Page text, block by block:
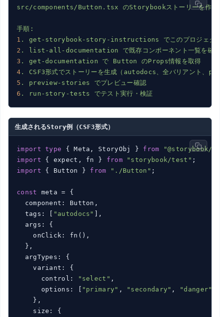
src/components/Button.tsx のStorybookストーリーを作成
手順:
1 . get-storybook-story-instructions
でこのプロジェ
2 . list-all-documentation
で既存コンポーネント一覧を確
3 . get-documentation で Button
のProps情報を取得
4 .
CSF3形式でストーリーを生成（autodocs、全バリアント、
5 . preview-stories
でプレビュー確認
6 . run-story-tests でテスト実行・検証
生成されるStory例（CSF3形式）
import type { Meta, StoryObj } from
"@storybook/
import { expect, fn } from "storybook/test"
import { Button } from "./Button" ;
const meta = {
  component: Button,
  tags: [
"autodocs"
],
  args: {
    onClick: fn(),
  },
  argTypes: {
    variant: {
      control:
"select" ,
      options: [
"primary" , "secondary" , "danger"
    },
    size: {